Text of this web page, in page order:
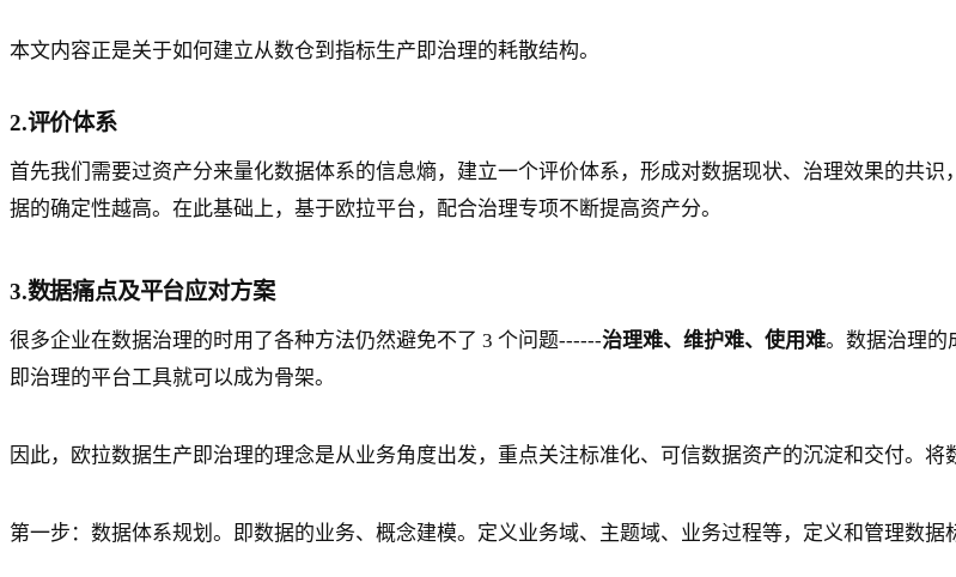
本文内容正是关于如何建立从数仓到指标生产即治理的耗散结构。
2.评价体系
首先我们需要过资产分来量化数据体系的信息熵，建立一个评价体系，形成对数据现状、治理效果的共
据的确定性越高。在此基础上，基于欧拉平台，配合治理专项不断提高资产分。
3.数据痛点及平台应对方案
很多企业在数据治理的时用了各种方法仍然避免不了 3 个问题------治理难、维护难、使用难。数据治理的
即治理的平台工具就可以成为骨架。
因此，欧拉数据生产即治理的理念是从业务角度出发，重点关注标准化、可信数据资产的沉淀和交付。将
第一步：数据体系规划。即数据的业务、概念建模。定义业务域、主题域、业务过程等，定义和管理数